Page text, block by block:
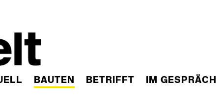
BAUTEN BETRIFFT IM GESPRÄCH